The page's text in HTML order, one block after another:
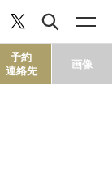
予約
連絡先
画像